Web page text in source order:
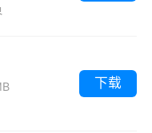
3D引擎构建极具
富的职业、技能可
夺旗之战、沙城决
你畅爽游戏快
下载